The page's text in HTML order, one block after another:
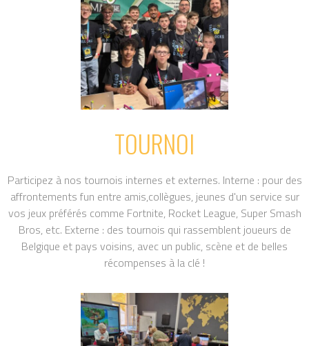
TOURNOI
Participez à nos tournois internes et externes. Interne : pour des
affrontements fun entre amis,collègues, jeunes d'un service sur
vos jeux préférés comme Fortnite, Rocket League, Super Smash
Bros, etc. Externe : des tournois qui rassemblent joueurs de
Belgique et pays voisins, avec un public, scène et de belles
récompenses à la clé !